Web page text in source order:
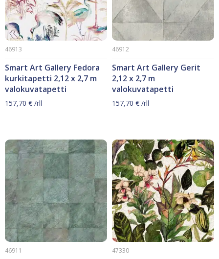
Smart Art Gallery Fedora
kurkitapetti 2,12 x 2,7 m
valokuvatapetti
46913
157,70 € /rll
Smart Art Gallery Gerit
2,12 x 2,7 m
valokuvatapetti
46912
157,70 € /rll
46911 47330